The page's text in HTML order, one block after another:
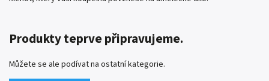
Produkty teprve připravujeme.
Můžete se ale podívat na ostatní kategorie.